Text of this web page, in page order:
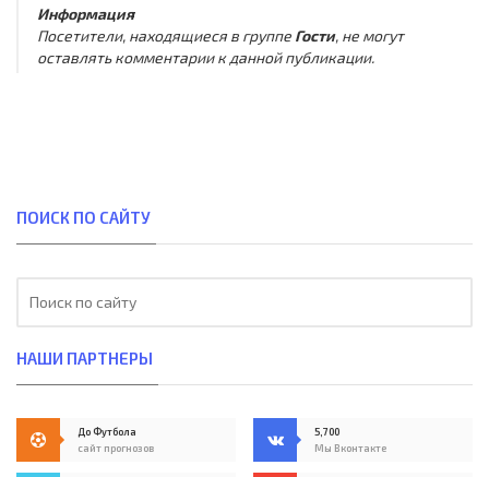
Информация
Посетители, находящиеся в группе Гости, не могут
оставлять комментарии к данной публикации.
ПОИСК ПО САЙТУ
НАШИ ПАРТНЕРЫ
До Футбола
сайт прогнозов
5,700
Мы Вконтакте